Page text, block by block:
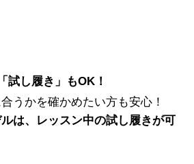
試し履き」もOK！
うかを確かめたい方も安心！
は、レッスン中の試し履きが可